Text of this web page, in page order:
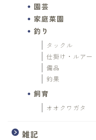
園芸
家庭菜園
釣り
タックル
仕掛け・ルアー
備品
釣果
飼育
オオクワガタ
雑記